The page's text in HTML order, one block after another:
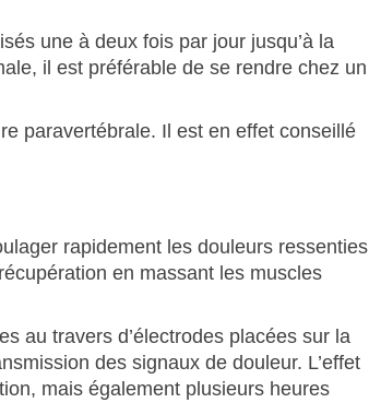
une à deux fois par jour jusqu’à la
il est préférable de se rendre chez un
paravertébrale. Il est en effet conseillé
rapidement les douleurs ressenties
en massant les muscles
au travers d’électrodes placées sur la
des signaux de douleur. L’effet
mais également plusieurs heures